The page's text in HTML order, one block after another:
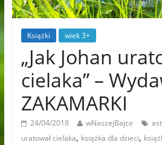
Książki wiek 3+
„Jak Johan
cielaka” –
ZAKAMARKI
24/04/2018 wNaszejBajce
uratował cielaka, książka dla dzieci,